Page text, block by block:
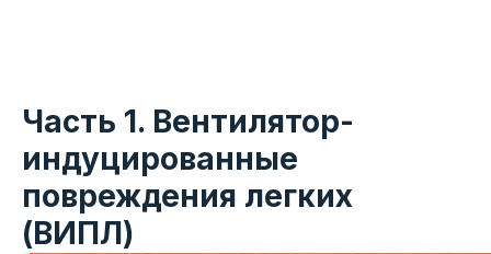
Часть 1. Вентилятор-
индуцированные
повреждения легких
(ВИПЛ)